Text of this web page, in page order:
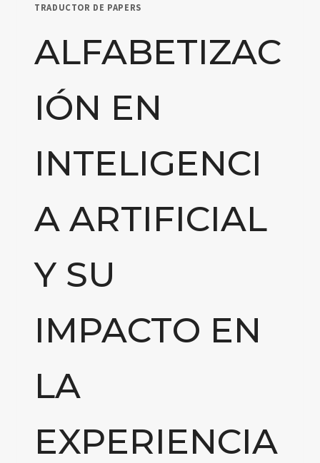
TRADUCTOR DE PAPERS
ALFABETIZAC
IÓN EN
INTELIGENCI
A ARTIFICIAL
Y SU
IMPACTO EN
LA
EXPERIENCIA